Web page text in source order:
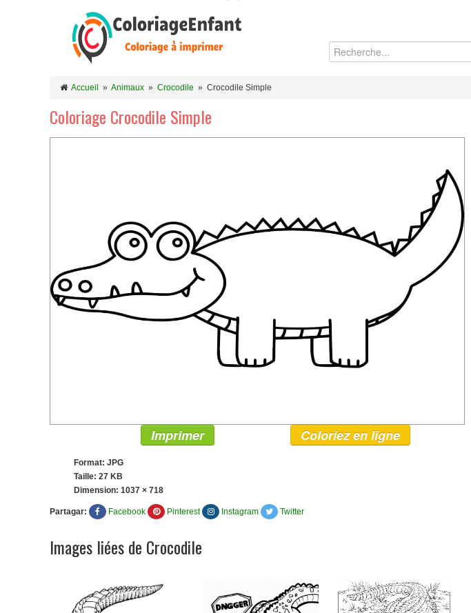
Accueil » Animaux » Crocodile » Crocodile Simple
Coloriage Crocodile Simple
Imprimer Coloriez en ligne
Format: JPG
Taille: 27 KB
Dimension: 1037 × 718
Partagar: Facebook Pinterest Instagram Twitter
Images liées de Crocodile